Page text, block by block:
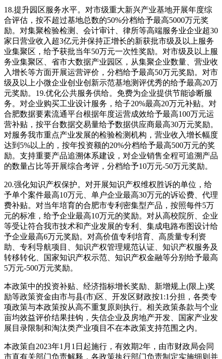
18.提升园区服务水平。对市级重大新兴产业基地开展年度综
合评估，按不超过基地总数的50%分档给予最高5000万元奖
励。对集聚检验检测、会计审计、律所等高端服务业企业超30
家日营业收入超3亿元并保持正增长的新获批市级及以上服务
业集聚区，给予获批当年50万元一次性奖励。对市级及以上服
务业集聚区、省市大数据产业园区，从集聚企业数量、营业收
入增长等方面开展运营评价，分档给予最高50万元奖励。对市
级及以上小微企业创业创新示范基地测评优秀的给予最高20万
元奖励。19.优化公共服务供给。免费为企业提供节能诊断服
务。对企业购买工业设计服务，给子20%最高20万元补贴。对
合肥数据要素流通平台根据年度运营成效给予最高100万元运
营补贴，按平台数据交易量给予数据供应商最高30万元奖励。
对服务我市重点产业发展的检验检测机构，营业收入增长幅度
达到5%以上的，按年投资额的20%分档给予最高500万元的奖
励。支持重要产品追溯体系建设，对企业销售全程可追溯产品
的数量占比等开展综合考评，分档给予10万元-50万元奖励。
20.强化知识产权保护。对开展知识产权维权胜诉的单位，给
予单个案件最高10万元、单户企业最高30万元的诉讼费、代理
费补贴。对当年培育的合肥市专利密集型产品，按照每件5万
元的标准，给予企业最高10万元的奖励。对从高校院所、企业
等受让符合我市技术和产业发展的专利、集成电路布图设计给
予企业最高6万元奖励。对高价值专利培育、高质量专利资
助、专利导航项目、知识产权管理规范认证、知识产权服务及
转移转化、国家知识产权示范、知识产权金融等分别给予最高
5万元-500万元奖励。
本政策中的投资补贴、经济指标增长奖励、新增规上(限上)奖
励等政策资金由市与县(市)区、开发区财政按1:1分担，各类专
项政策与本政策按从高不重复原则执行。相关政策条款与个业
亩均效益评价结果挂钩，失信企业及房地产开发、国家产业发
展目录限制和淘汰类产业项目不在本政策支持范围之内。
本政策自2023年1月1日起施行，有效期2年，由市财政局会同
市直有关部门负责解释，各政策执行部门负责制定实施细则并